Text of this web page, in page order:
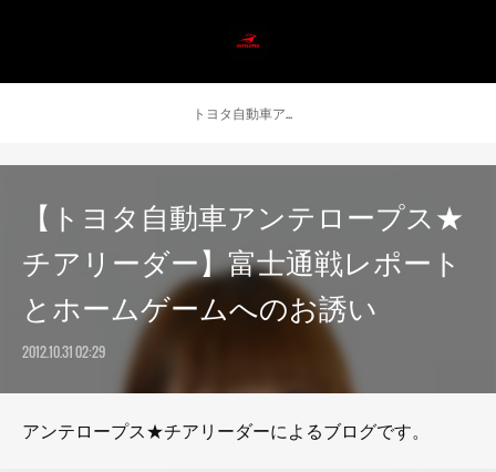
トヨタ自動車アンテロープス公式 ニュース
【トヨタ自動車アンテロープス★
チアリーダー】富士通戦レポート
とホームゲームへのお誘い
2012.10.31 02:29
アンテロープス★チアリーダーによるブログです。